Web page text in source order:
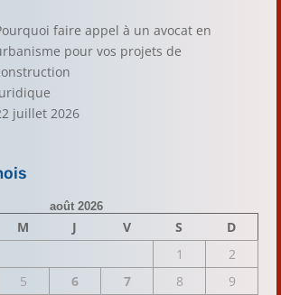
faire appel à un avocat en
pour vos projets de
juillet 2026
août 2026
M J V S
D
1
2
5 6 7 8
9